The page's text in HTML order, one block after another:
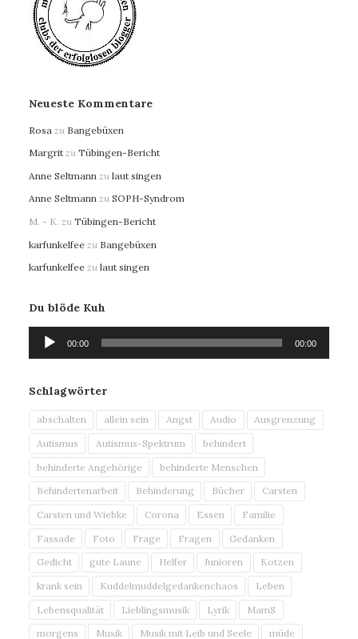
Neueste Kommentare
Rosa zu Bangebüxen
Margrit zu Tübingen-Bericht
Anne Seltmann zu laut singen
Anne Seltmann zu SOPH-Syndrom
M. - K. zu Tübingen-Bericht
karfunkelfee zu Bangebüxen
karfunkelfee zu laut singen
Du blöde Kuh
Audio-
Player
00:00 00:00
Schlagwörter
abschalten allein sein Angst Audio
Ausgrenzung
Autismus
Autismus-Spektrum
behindert
behinderte Angehörige
behinderte Menschen
Behindertenarbeit
Behinderung Bücher
Carsten
Carsten und Wiebke
Corona Essen
Familie
Fassade
Foto Frage Fragen
Gedanken
Gedicht
gute Laune Helfer Junioren
Kotzen
krank sein
Kuddelmuddelgedankenchaos
Leben
Lebensqualität
Lieblingsmusik Lyrik
MamS
morgens
Musik Musik mit Leib und Seele müde